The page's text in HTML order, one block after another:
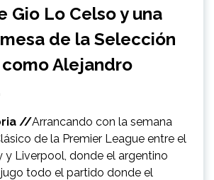
Gio Lo Celso y una
de la Selección
Alejandro
//Arrancando con la semana
de la Premier League entre el
y Liverpool, donde el argentino
jugo todo el partido donde el